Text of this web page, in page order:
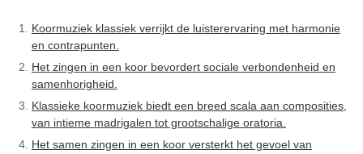
Koormuziek klassiek verrijkt de luisterervaring met harmonie
en contrapunten.
Het zingen in een koor bevordert sociale verbondenheid en
samenhorigheid.
Klassieke koormuziek biedt een breed scala aan composities,
van intieme madrigalen tot grootschalige oratoria.
Het samen zingen in een koor versterkt het gevoel van